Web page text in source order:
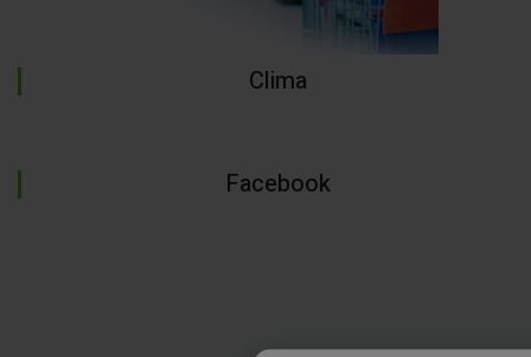
Clima
Facebook